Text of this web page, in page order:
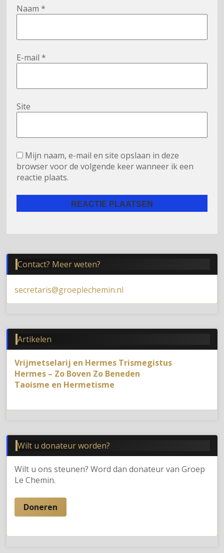
Naam*
E-mail*
Site
Mijn naam, e-mail en site opslaan in deze
browser voor de volgende keer wanneer ik een
reactie plaats.
Contact? Meer weten?
secretaris@groeplechemin.nl
Artikelen
Vrijmetselarij en Hermes Trismegistus
Hermes – Zo Boven Zo Beneden
Taoisme en Hermetisme
Wilt u donateur worden?
Wilt u ons steunen? Word dan donateur van Groep
Le Chemin.
Doneren